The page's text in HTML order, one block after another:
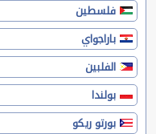
فلسطين
باراجواي
الفلبين
بولندا
بورتو ريكو